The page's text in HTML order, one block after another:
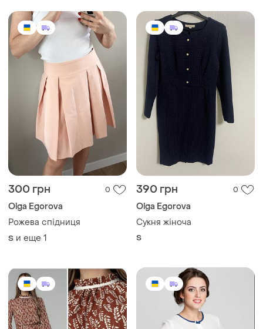
300 грн 0
Olga Egorova
Рожева спідниця
S и еще 1
390 грн 0
Olga Egorova
Сукня жіноча
S